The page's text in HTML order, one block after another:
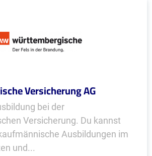
Versicherung AG
bei der
Versicherung. Du kannst
Ausbildungen im
und...